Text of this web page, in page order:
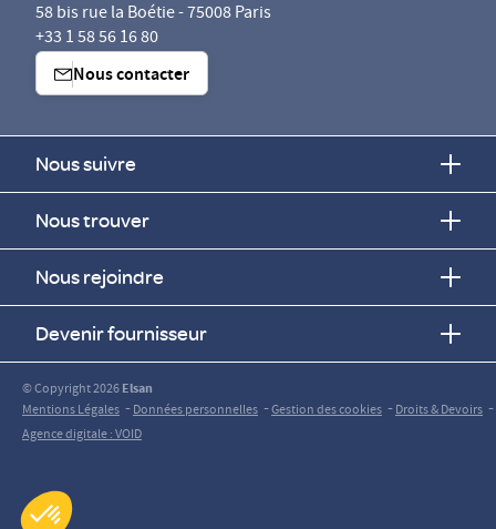
58 bis rue la Boétie - 75008 Paris
+33 1 58 56 16 80
Nous contacter
Nous suivre
Nous trouver
Nous rejoindre
Devenir fournisseur
© Copyright 2026Elsan
Mentions Légales -Données personnelles -Gestion des cookies -Droits & Devoirs -
Agence digitale : VOID